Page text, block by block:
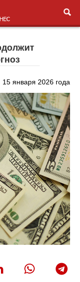
15 января 2026 года